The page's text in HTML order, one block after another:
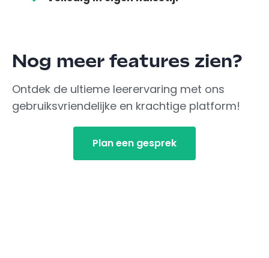
Nog meer features zien?
Ontdek de ultieme leerervaring met ons
gebruiksvriendelijke en krachtige platform!
Plan een gesprek